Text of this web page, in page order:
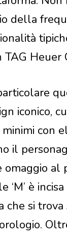
della
Heuer
iconico,
con
il
omaggio al
‘M’ è
che si